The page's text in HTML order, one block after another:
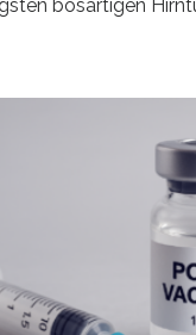
bösartigen
mit heutigen
werden
angreifen
Forschende
klinische
Tübingen haben
im Erbgut einer
gefunden. Die